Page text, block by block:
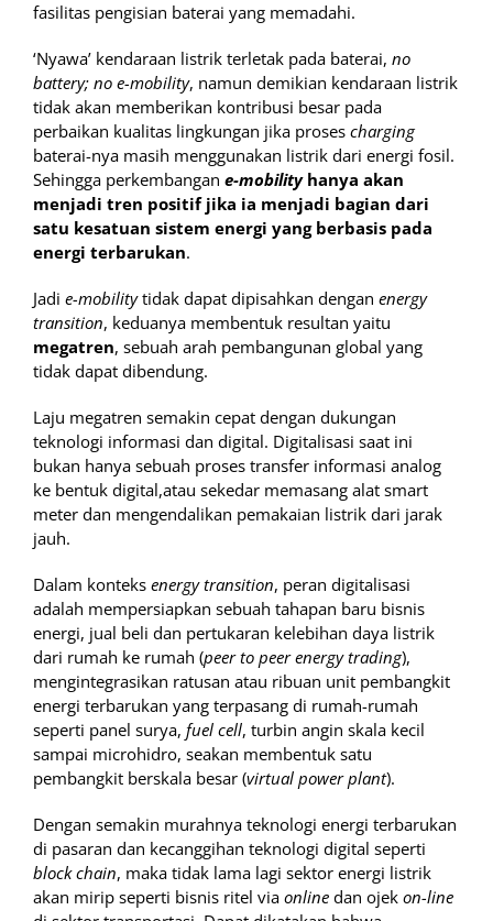
fasilitas pengisian baterai yang memadahi.
‘Nyawa’ kendaraan listrik terletak pada baterai, no
battery; no e-mobility, namun demikian kendaraan listrik
tidak akan memberikan kontribusi besar pada
perbaikan kualitas lingkungan jika proses charging
baterai-nya masih menggunakan listrik dari energi fosil.
Sehingga perkembangan e-mobilityhanya akan
menjadi tren positif jika ia menjadi bagian dari
satu kesatuan sistem energi yang berbasis pada
energi terbarukan.
Jadi e-mobilitytidak dapat dipisahkan dengan energy
transition, keduanya membentuk resultan yaitu
megatren, sebuah arah pembangunan global yang
tidak dapat dibendung.
Laju megatren semakin cepat dengan dukungan
teknologi informasi dan digital. Digitalisasi saat ini
bukan hanya sebuah proses transfer informasi analog
ke bentuk digital,atau sekedar memasang alat smart
meter dan mengendalikan pemakaian listrik dari jarak
jauh.
Dalam konteks energy transition, peran digitalisasi
adalah mempersiapkan sebuah tahapan baru bisnis
energi, jual beli dan pertukaran kelebihan daya listrik
dari rumah ke rumah (peer to peer energy trading),
mengintegrasikan ratusan atau ribuan unit pembangkit
energi terbarukan yang terpasang di rumah-rumah
seperti panel surya, fuel cell, turbin angin skala kecil
sampai microhidro, seakan membentuk satu
pembangkit berskala besar (virtual power plant).
Dengan semakin murahnya teknologi energi terbarukan
di pasaran dan kecanggihan teknologi digital seperti
block chain, maka tidak lama lagi sektor energi listrik
akan mirip seperti bisnis ritel via online dan ojek on-line